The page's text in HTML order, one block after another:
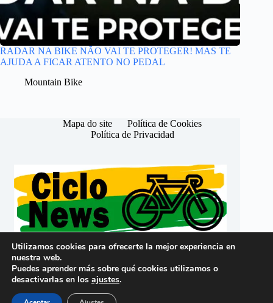
RADAR NA BIKE NÃO VAI TE PROTEGER! MAS TE
AJUDA A FICAR ATENTO NO PEDAL
Mountain Bike
Mapa do site
Política de Cookies
Política de Privacidad
Português (Brasil)
Español (España)
Copyright © 2026 -
Utilizamos cookies para ofrecerte la mejor experiencia en
nuestra web.
Puedes aprender más sobre qué cookies utilizamos o
desactivarlas en los ajustes.